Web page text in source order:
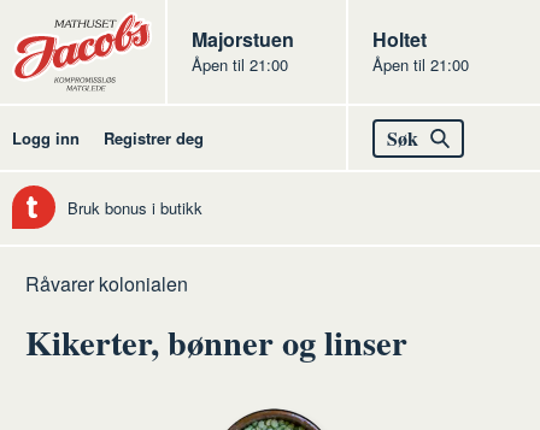
Butikker
Jacobs
Majorstuen
Åpen til 21:00
Jacobs
Holtet
Åpen til 21:00
Logg inn Registrer deg Søk
Bruk bonus i butikk
Hjem
Kolonialen
Råvarer kolonialen
Kikerter, bønner og linser